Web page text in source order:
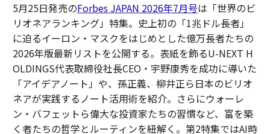
5月25日発売のForbes JAPAN 2026年7月号は「世界のビ
リオネアランキング」特集。史上初の「1兆ドル長者」
に迫るイーロン・マスクをはじめとした億万長者たちの
2026年版最新リストを公開する。表紙を飾るU-NEXT H
OLDINGS代表取締役社長CEO・宇野康秀を成功に導いた
「アイデアノート」や、孫正義、柳井正ら日本のビリオ
ネアが実践するノート活用術を紹介。さらにウォーレ
ン・バフェットら偉大な投資家たちの習慣など、富を築
く者たちの哲学とルーティンを紐解く。第2特集ではAI時